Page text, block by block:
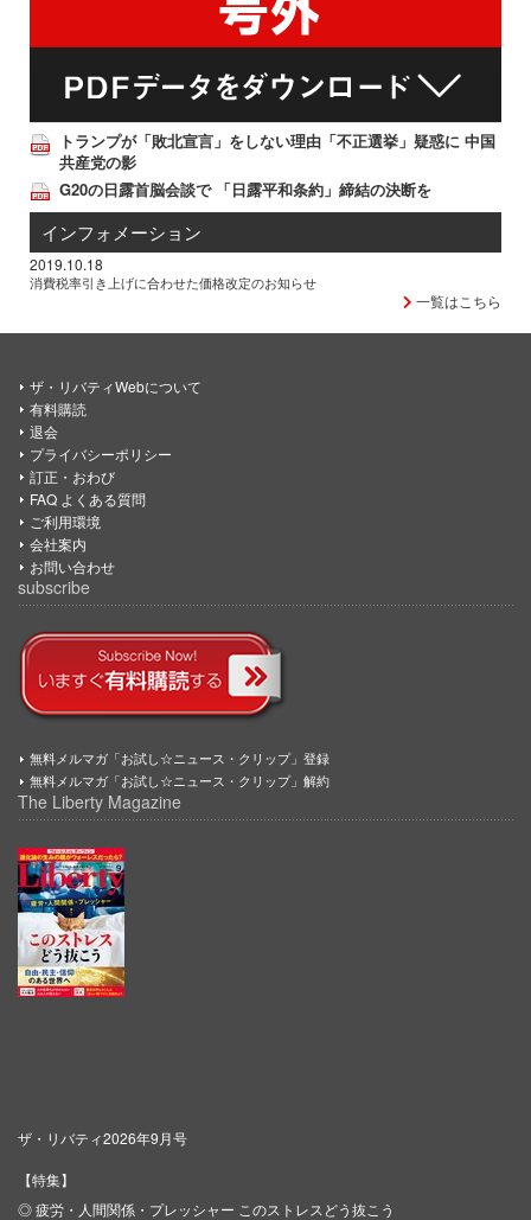
トランプが「敗北宣言」をしない理由「不正選挙」疑惑に 中国
共産党の影
G20の日露首脳会談で 「日露平和条約」締結の決断を
インフォメーション
2019.10.18
消費税率引き上げに合わせた価格改定のお知らせ
一覧はこちら
ザ・リバティWebについて
有料購読
退会
プライバシーポリシー
訂正・おわび
FAQ よくある質問
ご利用環境
会社案内
お問い合わせ
subscribe
無料メルマガ「お試し☆ニュース・クリップ」登録
無料メルマガ「お試し☆ニュース・クリップ」解約
The Liberty Magazine
ザ・リバティ2026年9月号
【特集】
◎ 疲労・人間関係・プレッシャー このストレスどう抜こう